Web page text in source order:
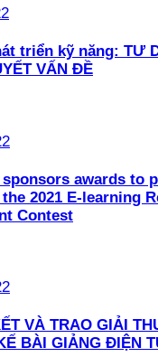
triển kỹ năng: TƯ
VẤN ĐỀ
awards to
2021 E-learning
Contest
VÀ TRAO GIẢI
BÀI GIẢNG ĐIỆN